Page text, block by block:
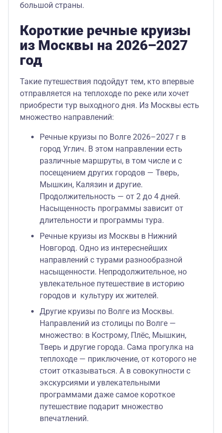
большой страны.
Короткие речные круизы
из Москвы на 2026–2027
год
Такие путешествия подойдут тем, кто впервые
отправляется на теплоходе по реке или хочет
приобрести тур выходного дня. Из Москвы есть
множество направлений:
Речные круизы по Волге 2026–2027 г в
город Углич. В этом направлении есть
различные маршруты, в том числе и с
посещением других городов — Тверь,
Мышкин, Калязин и другие.
Продолжительность — от 2 до 4 дней.
Насыщенность программы зависит от
длительности и программы тура.
Речные круизы из Москвы в Нижний
Новгород. Одно из интереснейших
направлений с турами разнообразной
насыщенности. Непродолжительное, но
увлекательное путешествие в историю
городов и культуру их жителей.
Другие круизы по Волге из Москвы.
Направлений из столицы по Волге —
множество: в Кострому, Плёс, Мышкин,
Тверь и другие города. Сама прогулка на
теплоходе — приключение, от которого не
стоит отказываться. А в совокупности с
экскурсиями и увлекательными
программами даже самое короткое
путешествие подарит множество
впечатлений.